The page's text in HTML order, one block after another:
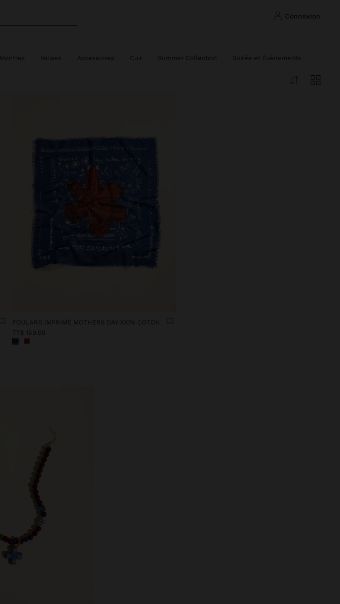
connexion
Montres Valises Accessoires Cuir Summer Collection Soirée et Événements
FOULARD IMPRIMÉ MOTHERS DAY 100% COTON
TT$ 159,00